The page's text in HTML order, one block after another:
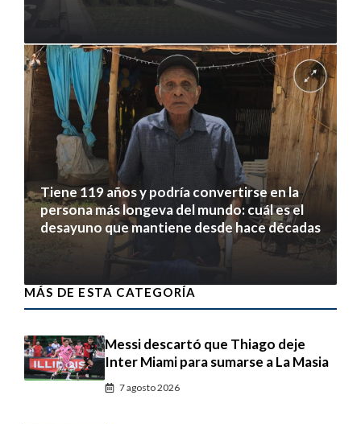
Tiene 119 años y podría convertirse en la
persona más longeva del mundo: cuál es el
desayuno que mantiene desde hace décadas
MÁS DE ESTA CATEGORÍA
Messi descartó que Thiago deje
Inter Miami para sumarse a La Masia
7 agosto 2026